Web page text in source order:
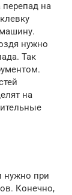
перепад на
нужно
Так
на
нужно при
Конечно,